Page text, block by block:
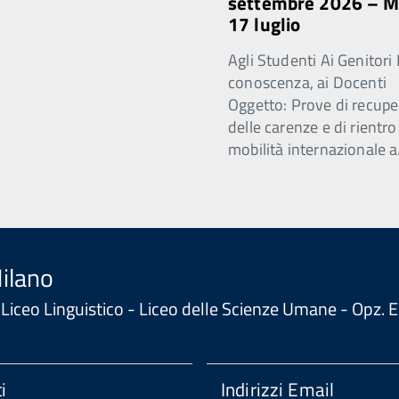
17 luglio
Agli Studenti Ai Genitori
conoscenza, ai Docenti
Oggetto: Prove di
delle carenze e di
mobilità internazionale
Linguistico - Liceo delle Scienze Umane - Opz.
Indirizzi Email